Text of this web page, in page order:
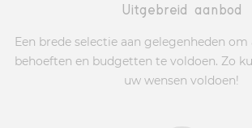
Uitgebreid aanbod
Een brede selectie aan gelegenheden
behoeften en budgetten te voldoen. Zo
uw wensen voldoen!